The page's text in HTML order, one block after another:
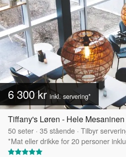
6 300 krinkl. servering*
Tiffany's Løren - Hele
50seter · 35stående · Tilbyr
*Mat eller drikke for 20 personer